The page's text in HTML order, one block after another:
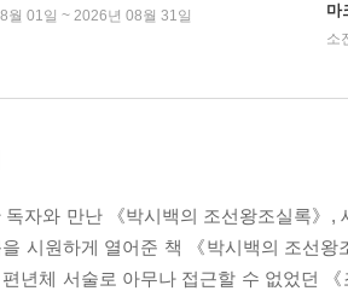
월 01일 ~ 2026년 08월 31일
마
소
독자와 만난 《박시백의 조선왕조실록》
시원하게 열어준 책 《박시백의 조선
년체 서술로 아무나 접근할 수 없었던